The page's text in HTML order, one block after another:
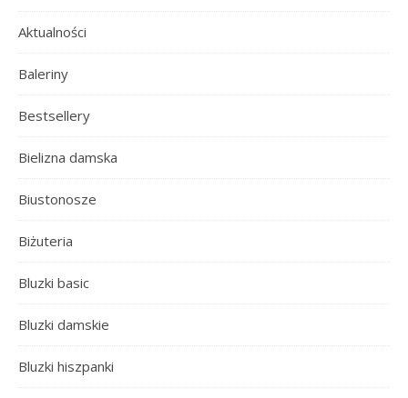
Aktualności
Baleriny
Bestsellery
Bielizna damska
Biustonosze
Biżuteria
Bluzki basic
Bluzki damskie
Bluzki hiszpanki